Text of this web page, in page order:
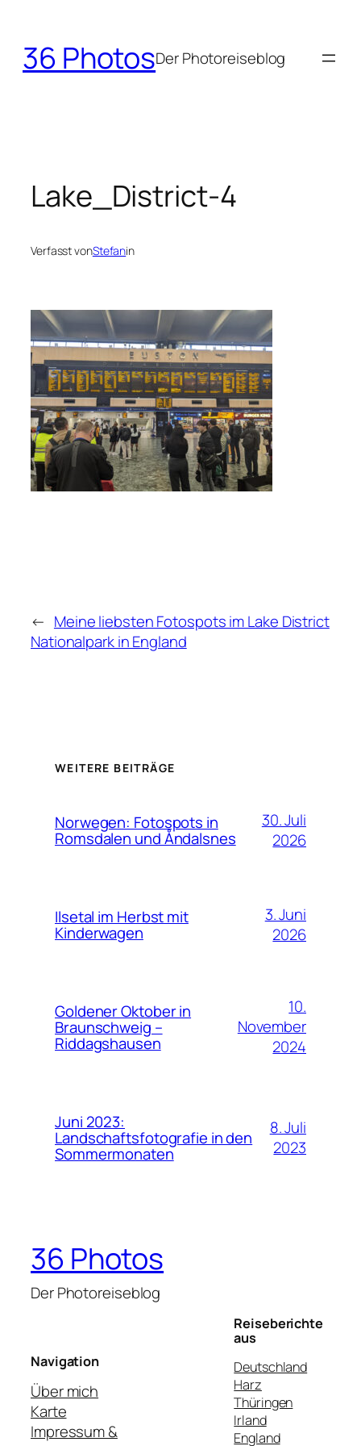
springen
36 PhotosDer Photoreiseblog
Lake_District-4
Verfasst vonStefanin
← Meine liebsten Fotospots im Lake District
Nationalpark in England
WEITERE BEITRÄGE
Norwegen: Fotospots in
Romsdalen und Åndalsnes
30. Juli
2026
Ilsetal im Herbst mit
Kinderwagen
3. Juni
2026
Goldener Oktober in
Braunschweig –
Riddagshausen
10.
November
2024
Juni 2023:
Landschaftsfotografie in den
Sommermonaten
8. Juli
2023
36 Photos
Der Photoreiseblog
Navigation
Über mich
Karte
Impressum &
Reiseberichte
aus
Deutschland
Harz
Thüringen
Irland
England